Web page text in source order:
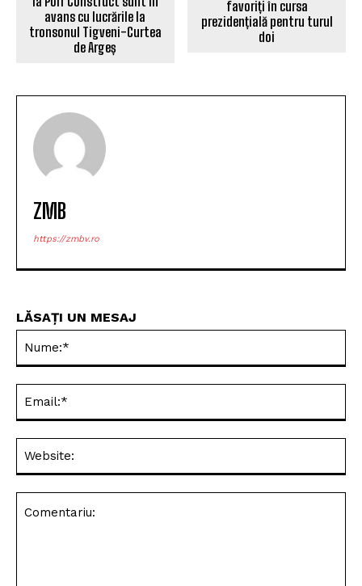
avans cu lucrările la
tronsonul Tigveni-Curtea
de Argeș
favoriți în cursa
prezidențială pentru turul
doi
ZMB
https://zmbv.ro
LĂSAȚI UN MESAJ